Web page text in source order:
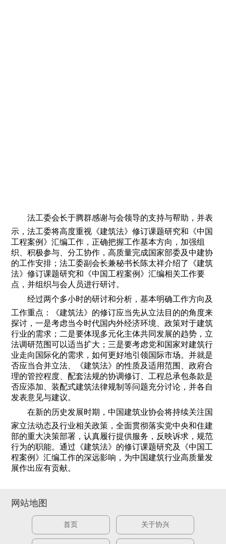
法工委会长于腾群感谢与会领导的支持与帮助，并表
示，法工委将高度重视《建筑法》修订课题研究和《中国
工程案例》汇编工作，正确把握工作基本方向，加强组
织、积极参与、分工协作，高质量完成国家部委及中建协
的工作安排；法工委副会长兼秘书长陈太祥介绍了《建筑
法》修订课题研究和《中国工程案例》汇编相关工作要
点，并组织与会人员进行研讨。
经过两个多小时的研讨和分析，基本明确工作方向及
工作重点：《建筑法》的修订应当先从立法目的的角度来
探讨，一是考虑当今时代国内外经济环境、政策对于建筑
行业的需求；二是要体现多元化主体共同发展的趋势，立
法调研范围可以适当扩大；三是要考虑党和国家对建筑行
业走向国际化的需求，如何更好地引领国际市场。并就是
否应当合并立法、《建筑法》的性质及适用范围、政府合
理的管控程度、配套法规的协调修订、工程总承包条款是
否应添加、装配式建筑法律规制等问题充分讨论，并各自
发表意见与建议。
在新的历史发展时期，中国建筑业协会将持续关注国
家立法动态及行业相关政策，全面贯彻落实党中央和住建
部的重大决策部署，认真履行提供服务，反映诉求，规范
行为的职能。通过《建筑法》的修订课题研究及《中国工
程案例》汇编工作的深远影响，为中国建筑行业高质量发
展作出应有贡献。
网站地图
首页 关于协兴